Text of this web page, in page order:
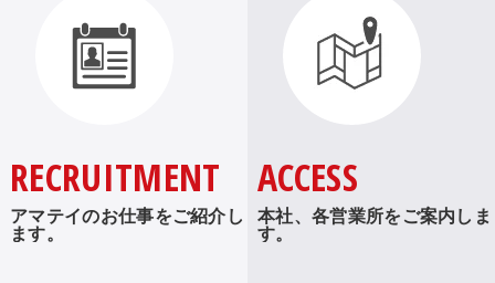
RECRUITMENT
アマテイのお仕事をご紹介し
ます。
ACCESS
本社、各営業所をご案内しま
す。